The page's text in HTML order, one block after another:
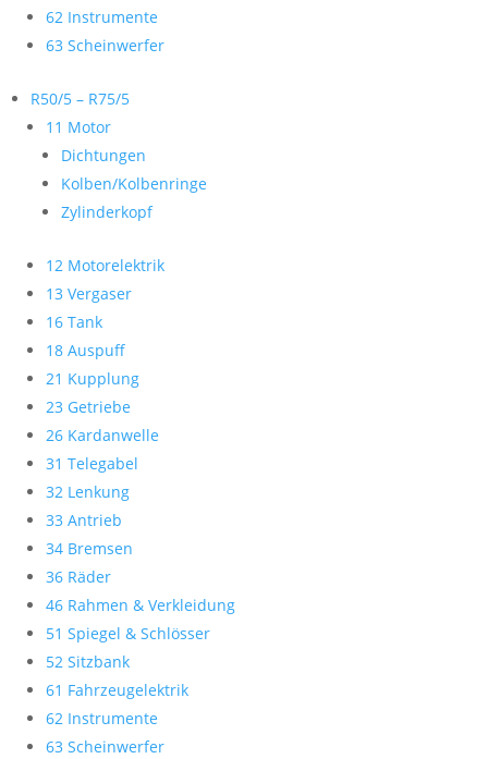
62 Instrumente
63 Scheinwerfer
R50/5 – R75/5
11 Motor
Dichtungen
Kolben/Kolbenringe
Zylinderkopf
12 Motorelektrik
13 Vergaser
16 Tank
18 Auspuff
21 Kupplung
23 Getriebe
26 Kardanwelle
31 Telegabel
32 Lenkung
33 Antrieb
34 Bremsen
36 Räder
46 Rahmen & Verkleidung
51 Spiegel & Schlösser
52 Sitzbank
61 Fahrzeugelektrik
62 Instrumente
63 Scheinwerfer